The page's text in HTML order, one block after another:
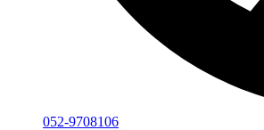
052-9708106